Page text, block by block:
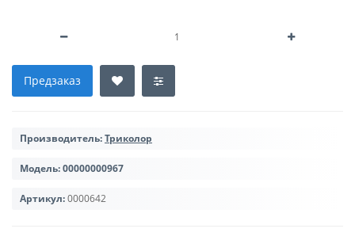
Предзаказ
Производитель:Триколор
Модель:00000000967
Артикул:0000642